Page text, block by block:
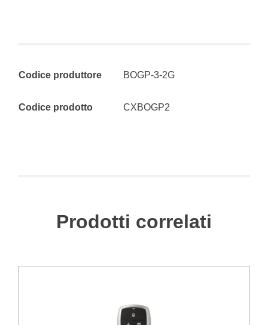
Codice produttore BOGP-3-2G
Codice prodotto CXBOGP2
Prodotti correlati